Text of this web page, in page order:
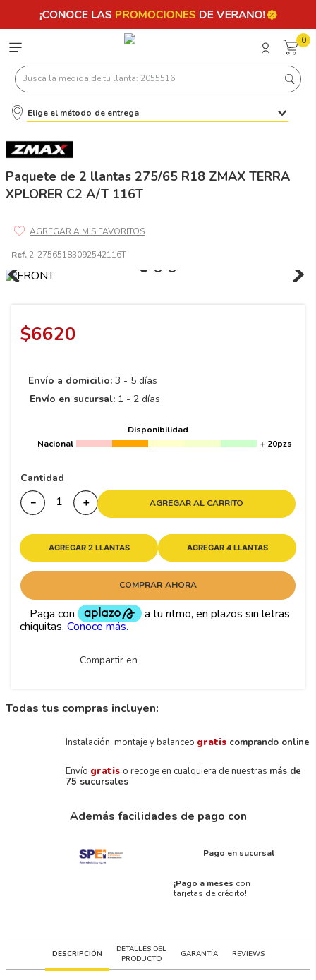
0
Busca la medida de tu llanta: 2055516
Elige el método de entrega
Paquete de 2 llantas 275/65 R18 ZMAX TERRA
XPLORER C2 A/T 116T
Ref. 2-27565183092542116T
$6620
Envío a domicilio: 3 - 5 días
Envío en sucursal: 1 - 2 días
Disponibilidad
Nacional
+ 20pzs
Cantidad
＋
－ AGREGAR AL CARRITO
AGREGAR 2 LLANTAS AGREGAR 4 LLANTAS
COMPRAR AHORA
Compartir en
Todas tus compras incluyen:
Instalación, montaje y balanceo gratis comprando online
Envío gratis o recoge en cualquiera de nuestras más de
75 sucursales
Además facilidades de pago con
Pago en sucursal
¡Pago a meses con
tarjetas de crédito!
DESCRIPCIÓN
DETALLES DEL
PRODUCTO
GARANTÍA REVIEWS
Términos más buscados
2
6 185